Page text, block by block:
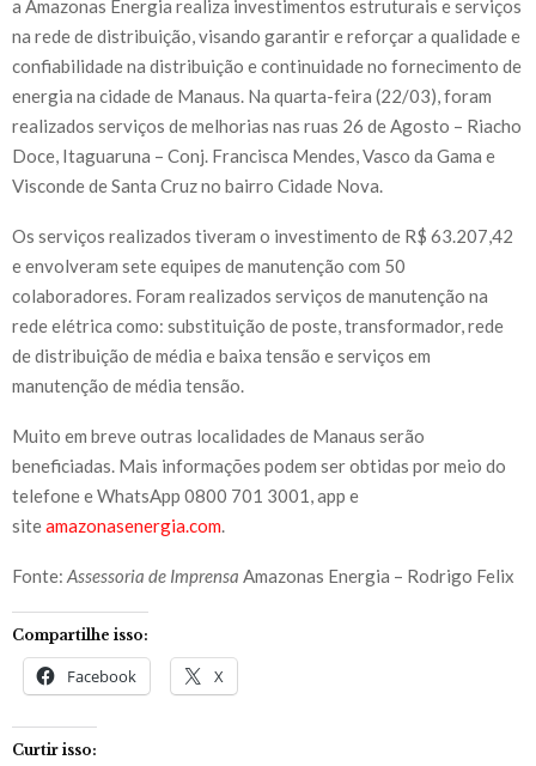
a Amazonas Energia realiza investimentos estruturais e serviços
na rede de distribuição, visando garantir e reforçar a qualidade e
confiabilidade na distribuição e continuidade no fornecimento de
energia na cidade de Manaus. Na quarta-feira (22/03), foram
realizados serviços de melhorias nas ruas 26 de Agosto – Riacho
Doce, Itaguaruna – Conj. Francisca Mendes, Vasco da Gama e
Visconde de Santa Cruz no bairro Cidade Nova.
Os serviços realizados tiveram o investimento de R$ 63.207,42
e envolveram sete equipes de manutenção com 50
colaboradores. Foram realizados serviços de manutenção na
rede elétrica como: substituição de poste, transformador, rede
de distribuição de média e baixa tensão e serviços em
manutenção de média tensão.
Muito em breve outras localidades de Manaus serão
beneficiadas. Mais informações podem ser obtidas por meio do
telefone e WhatsApp 0800 701 3001, app e
siteamazonasenergia.com
Fonte: Assessoria de Imprensa Amazonas Energia – Rodrigo Felix
Compartilhe isso:
Facebook X
Curtir isso: